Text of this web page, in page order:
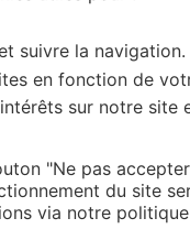
suivre la navigation.
en fonction de
sur notre site
"Ne pas
du site
via notre